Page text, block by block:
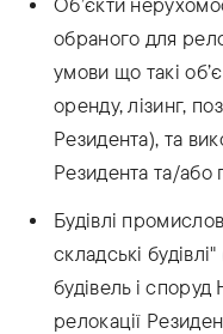
обраного для
умови що такі
оренду, лізинг,
Резидента), та
Резидента та/або
Будівлі
складські
будівель і споруд
релокації